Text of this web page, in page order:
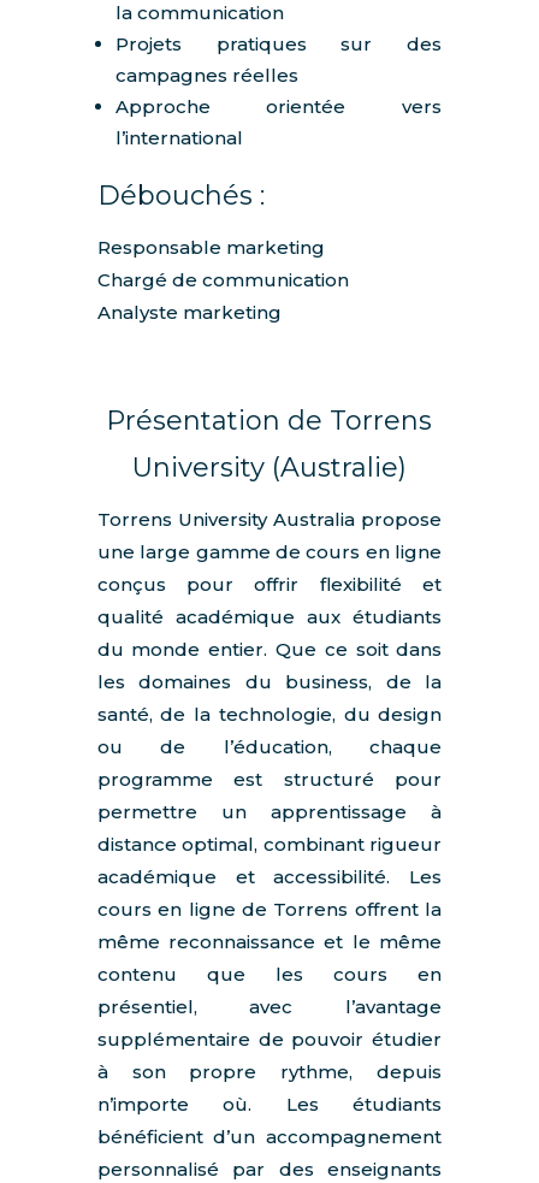
la communication
Projets pratiques sur des
campagnes réelles
Approche orientée vers
l’international
Débouchés :
Responsable marketing
Chargé de communication
Analyste marketing
Présentation de Torrens
University (Australie)
Torrens University Australia propose
une large gamme de cours en ligne
conçus pour offrir flexibilité et
qualité académique aux étudiants
du monde entier. Que ce soit dans
les domaines du business, de la
santé, de la technologie, du design
ou de l’éducation, chaque
programme est structuré pour
permettre un apprentissage à
distance optimal, combinant rigueur
académique et accessibilité. Les
cours en ligne de Torrens offrent la
même reconnaissance et le même
contenu que les cours en
présentiel, avec l’avantage
supplémentaire de pouvoir étudier
à son propre rythme, depuis
n’importe où. Les étudiants
bénéficient d’un accompagnement
personnalisé par des enseignants